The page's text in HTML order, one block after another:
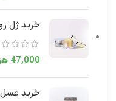
خرید ژل
47,000
خرید